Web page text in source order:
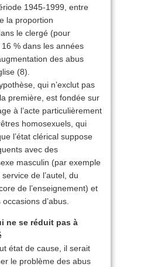
1945-1999, entre
la proportion
le clergé (pour
16 % dans les années
des abus
(8).
qui n’exclut pas
première, est fondée sur
à l’acte particulièrement
homosexuels, qui
l’état clérical suppose
avec des
masculin (par exemple
de l’autel, du
de l’enseignement) et
d’abus.
ne se réduit pas à
état de cause, il serait
le problème des abus